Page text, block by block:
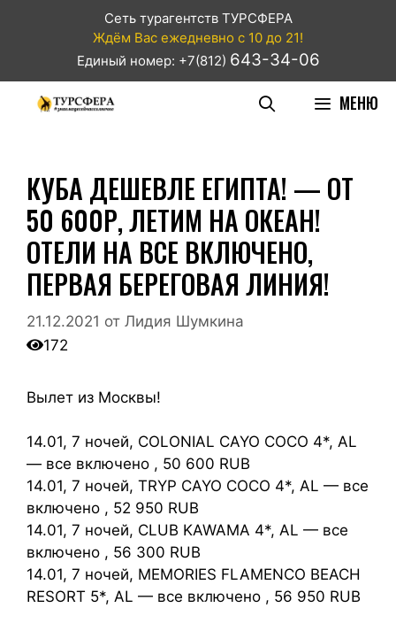
Сеть турагентств ТУРСФЕРА
Ждём Вас ежедневно с 10 до 21!
Единый номер: +7(812) 643-34-06
МЕНЮ
КУБА ДЕШЕВЛЕ ЕГИПТА! — ОТ
50 600Р, ЛЕТИМ НА ОКЕАН!
ОТЕЛИ НА ВСЕ ВКЛЮЧЕНО,
ПЕРВАЯ БЕРЕГОВАЯ ЛИНИЯ!
21.12.2021 от Лидия Шумкина
172
Вылет из Москвы!
14.01, 7 ночей, COLONIAL CAYO COCO 4*, AL
— все включено , 50 600 RUB
14.01, 7 ночей, TRYP CAYO COCO 4*, AL — все
включено , 52 950 RUB
14.01, 7 ночей, CLUB KAWAMA 4*, AL — все
включено , 56 300 RUB
14.01, 7 ночей, MEMORIES FLAMENCO BEACH
RESORT 5*, AL — все включено , 56 950 RUB